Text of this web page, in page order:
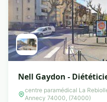
Nell Gaydon -
Nutritionniste
centre paramédical La
Annecy 74000, (74000)